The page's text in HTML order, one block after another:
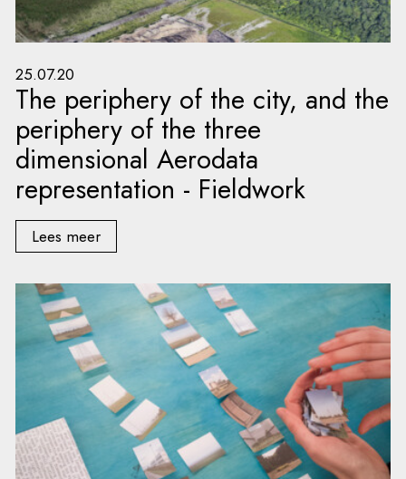
25.07.20
The periphery of the city, and the
periphery of the three
dimensional Aerodata
representation - Fieldwork
Lees meer